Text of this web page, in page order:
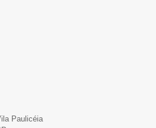
Paulicéia